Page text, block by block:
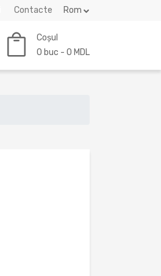
Contacte Rom
Coșul
0 buc - 0 MDL